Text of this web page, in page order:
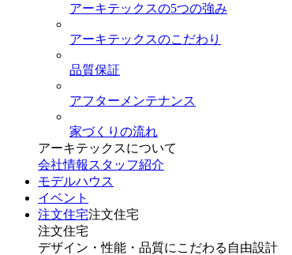
アーキテックスの5つの強み
アーキテックスのこだわり
品質保証
アフターメンテナンス
家づくりの流れ
アーキテックスについて
会社情報 スタッフ紹介
モデルハウス
イベント
注文住宅注文住宅
注文住宅
デザイン・性能・品質にこだわる自由設計